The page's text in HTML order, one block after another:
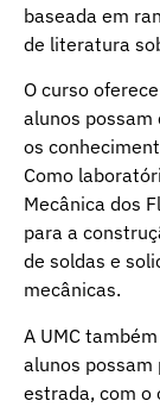
baseada em
de literatura
O curso
alunos
os
Como
Mecânica dos
para a
de soldas e
mecânicas.
A UMC
alunos
estrada, com o